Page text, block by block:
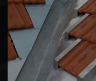
Etanchéité toiture
31